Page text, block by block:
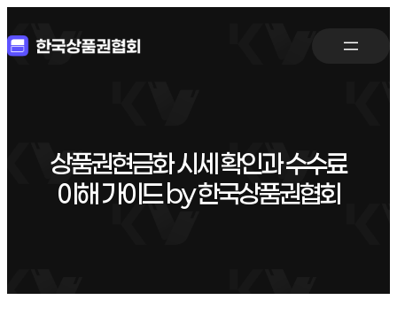
상품권현금화 시세 확인과 수수료
이해 가이드 by 한국상품권협회